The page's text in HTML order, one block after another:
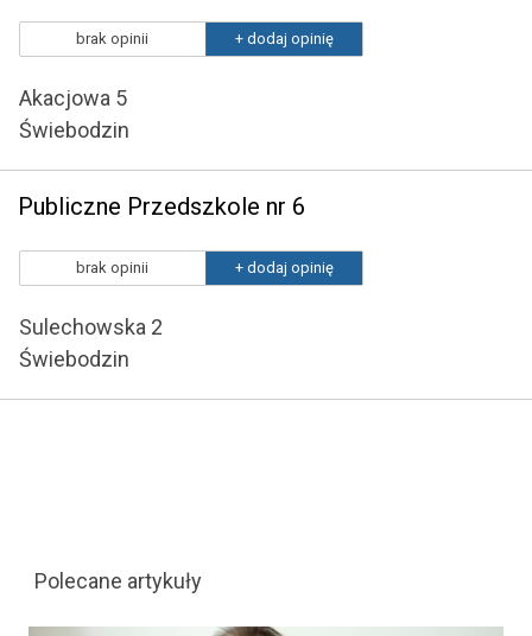
brak opinii + dodaj opinię
Akacjowa 5
Świebodzin
Publiczne Przedszkole nr 6
brak opinii + dodaj opinię
Sulechowska 2
Świebodzin
Polecane artykuły